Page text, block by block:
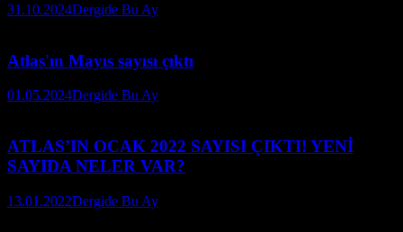
31.10.2024Dergide Bu Ay
Atlas'ın Mayıs sayısı çıktı
01.05.2024Dergide Bu Ay
ATLAS’IN OCAK 2022 SAYISI ÇIKTI! YENİ
SAYIDA NELER VAR?
13.01.2022Dergide Bu Ay